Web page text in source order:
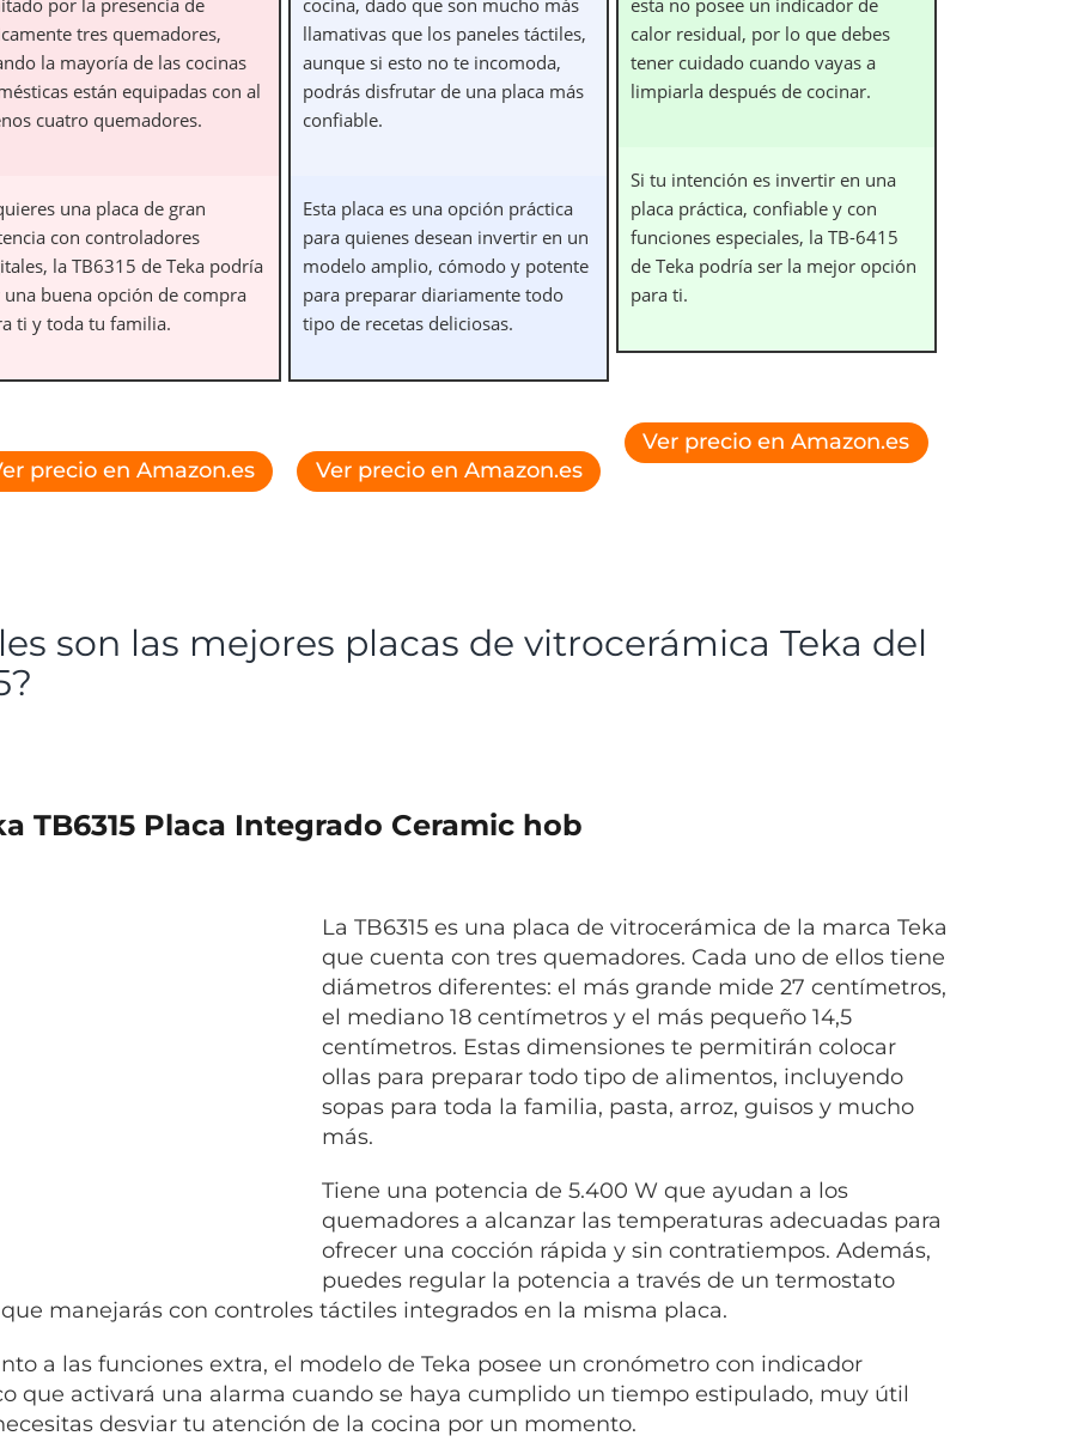
tres quemadores,
la mayoría de las cocinas
están equipadas con al
cuatro quemadores.
una placa de gran
con controladores
la TB6315 de Teka podría
una buena opción de compra
ti y toda tu familia.
precio en Amazon.es
llamativas que los paneles táctiles,
aunque si esto no te incomoda,
podrás disfrutar de una placa más
confiable.
Esta placa es una opción práctica
para quienes desean invertir en un
modelo amplio, cómodo y potente
para preparar diariamente todo
tipo de recetas deliciosas.
Ver precio en Amazon.es
calor residual, por lo que debes
tener cuidado cuando vayas a
limpiarla después de cocinar.
Si tu intención es invertir en una
placa práctica, confiable y con
funciones especiales, la TB-6415
de Teka podría ser la mejor opción
para ti.
Ver precio en Amazon.es
son las mejores placas de vitrocerámica Teka del
TB6315 Placa Integrado Ceramic hob
La TB6315 es una placa de vitrocerámica de la marca Teka
que cuenta con tres quemadores. Cada uno de ellos tiene
diámetros diferentes: el más grande mide 27 centímetros,
el mediano 18 centímetros y el más pequeño 14,5
centímetros. Estas dimensiones te permitirán colocar
ollas para preparar todo tipo de alimentos, incluyendo
sopas para toda la familia, pasta, arroz, guisos y mucho
más.
Tiene una potencia de 5.400 W que ayudan a los
quemadores a alcanzar las temperaturas adecuadas para
ofrecer una cocción rápida y sin contratiempos. Además,
puedes regular la potencia a través de un termostato
manejarás con controles táctiles integrados en la misma placa.
a las funciones extra, el modelo de Teka posee un cronómetro con indicador
que activará una alarma cuando se haya cumplido un tiempo estipulado, muy útil
desviar tu atención de la cocina por un momento.